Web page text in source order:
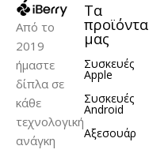
Από το
2019
ήμαστε
δίπλα σε
κάθε
τεχνολογική
ανάγκη
Τα
προϊόντα
μας
Συσκευές
Apple
Συσκευές
Android
Αξεσουάρ